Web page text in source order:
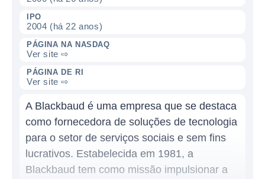
IPO
2004 (há 22 anos)
PÁGINA NA NASDAQ
Ver site ⇨
PÁGINA DE RI
Ver site ⇨
A Blackbaud é uma empresa que se destaca
como fornecedora de soluções de tecnologia
para o setor de serviços sociais e sem fins
lucrativos. Estabelecida em 1981, a
Blackbaud tem como missão impulsionar a